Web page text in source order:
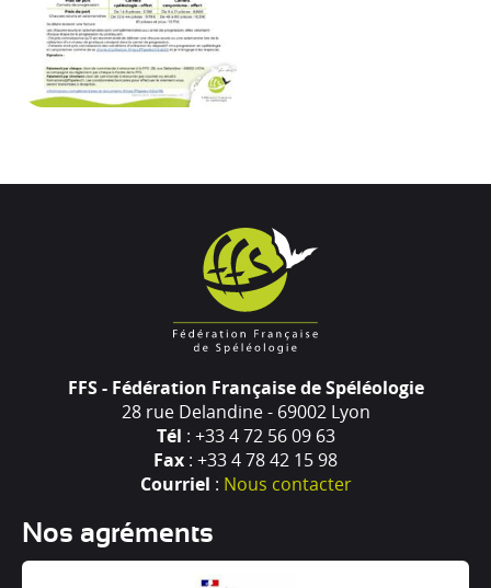
FFS - Fédération Française de Spéléologie
28 rue Delandine - 69002 Lyon
Tél : +33 4 72 56 09 63
Fax : +33 4 78 42 15 98
Courriel : Nous contacter
Nos agréments